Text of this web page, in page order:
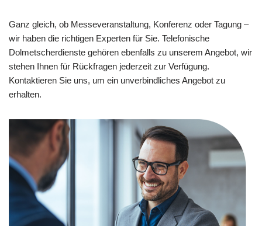
Ganz gleich, ob Messeveranstaltung, Konferenz oder Tagung –
wir haben die richtigen Experten für Sie. Telefonische
Dolmetscherdienste gehören ebenfalls zu unserem Angebot, wir
stehen Ihnen für Rückfragen jederzeit zur Verfügung.
Kontaktieren Sie uns, um ein unverbindliches Angebot zu
erhalten.